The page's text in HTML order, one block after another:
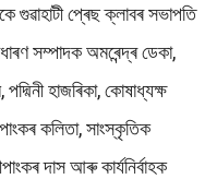
গুৱাহাটী প্ৰেছ ক্লাবৰ সভাপতি
সম্পাদক অমৰেন্দ্ৰ ডেকা,
হাজৰিকা, কোষাধ্যক্ষ
কলিতা, সাংস্কৃতিক
দাস আৰু কাৰ্যনিৰ্বাহক